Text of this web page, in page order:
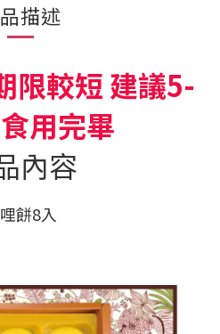
描述
限較短 建議5-
用完畢
內容
餅8入